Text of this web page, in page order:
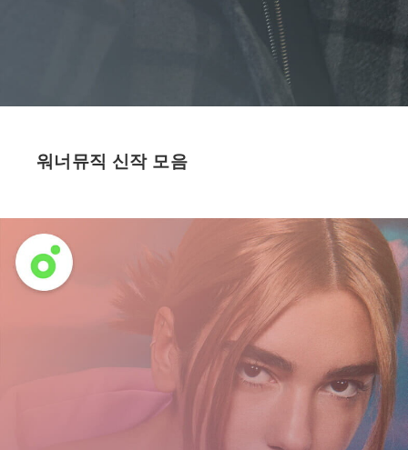
워너뮤직 신작 모음